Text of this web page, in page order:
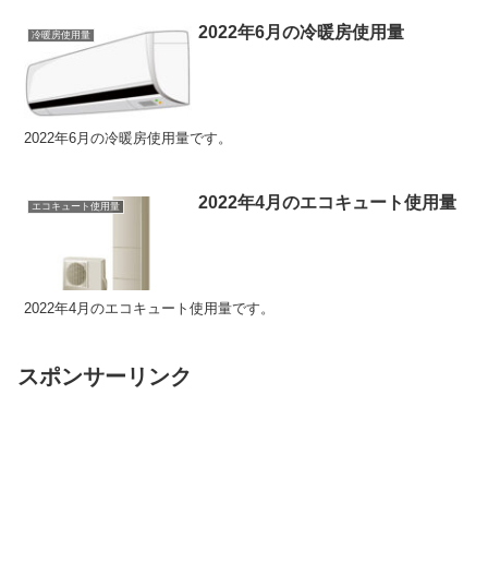
冷暖房使用量 2022年6月の冷暖房使用量
2022年6月の冷暖房使用量です。
エコキュート使用量 2022年4月のエコキュート使用量
2022年4月のエコキュート使用量です。
スポンサーリンク